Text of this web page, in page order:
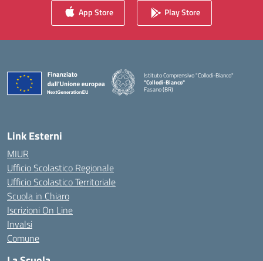
App Store Play Store
Istituto Comprensivo "Collodi-Bianco"
"Collodi-Bianco"
Fasano (BR)
Link Esterni
MIUR
Ufficio Scolastico Regionale
Ufficio Scolastico Territoriale
Scuola in Chiaro
Iscrizioni On Line
Invalsi
Comune